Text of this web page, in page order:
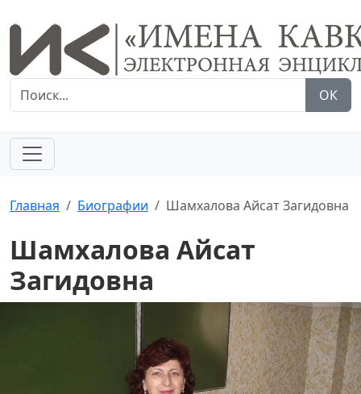
ОК
Главная Биографии Шамхалова Айсат Загидовна
Шамхалова Айсат
Загидовна